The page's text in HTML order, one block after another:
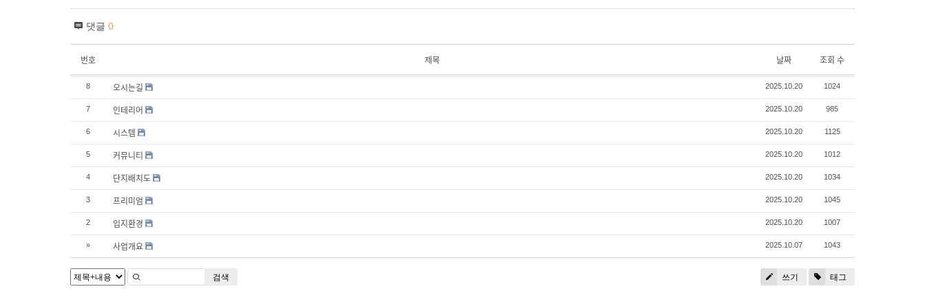
댓글 0
번호 제목 날짜 조회 수
8 오시는길 2025.10.20 1024
7 인테리어 2025.10.20 985
6 시스템 2025.10.20 1125
5 커뮤니티 2025.10.20 1012
4 단지배치도 2025.10.20 1034
3 프리미엄 2025.10.20 1045
2 입지환경 2025.10.20 1007
» 사업개요 2025.10.07 1043
쓰기 태그
검색